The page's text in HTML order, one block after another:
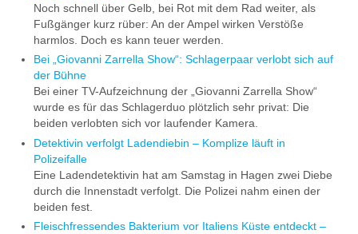
Noch schnell über Gelb, bei Rot mit dem Rad weiter, als
Fußgänger kurz rüber: An der Ampel wirken Verstöße
harmlos. Doch es kann teuer werden.
Bei „Giovanni Zarrella Show“: Schlagerpaar verlobt sich auf
der Bühne
Bei einer TV-Aufzeichnung der „Giovanni Zarrella Show“
wurde es für das Schlagerduo plötzlich sehr privat: Die
beiden verlobten sich vor laufender Kamera.
Detektivin verfolgt Ladendiebin – Komplize läuft in
Polizeifalle
Eine Ladendetektivin hat am Samstag in Hagen zwei Diebe
durch die Innenstadt verfolgt. Die Polizei nahm einen der
beiden fest.
Fleischfressendes Bakterium vor Italiens Küste entdeckt –